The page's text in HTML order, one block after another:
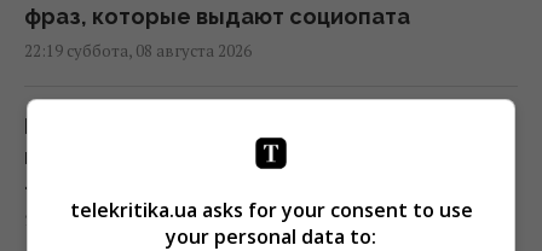
фраз, которые выдают социопата
22:19 суббота, 08 августа 2026
ВСУ уничтожили комплекс РЭБ,
предназначенный для подавления Starlink,
- OSINT
22:16 суббота, 08 августа 2026
telekritika.ua asks for your consent to use
your personal data to: